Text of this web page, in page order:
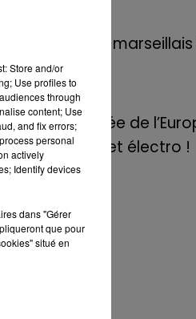
Le rappeur
de E=M6
8 mai 2022
Aix : "Journée de
danse et set électro !
Store and/or
Use profiles to
through
content; Use
and fix errors;
personal
actively
Identify devices
dans "Gérer
que pour
situé en